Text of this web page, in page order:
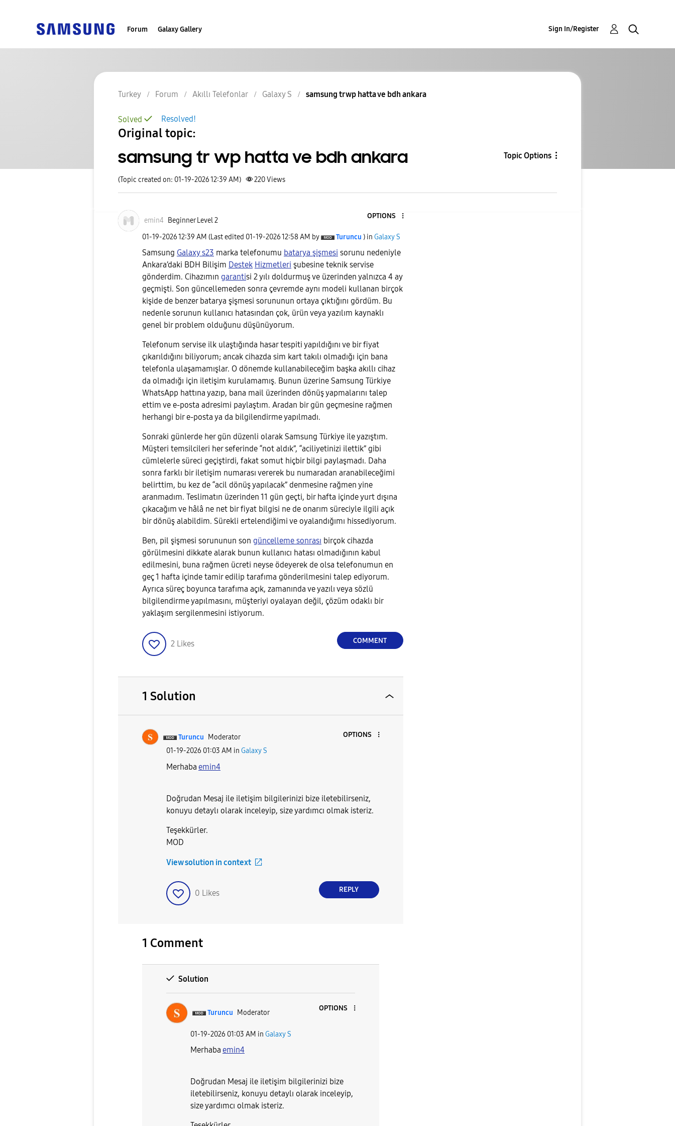
Forum Galaxy Gallery Sign In/Register
Turkey Forum Akıllı Telefonlar Galaxy S samsung tr wp hatta ve bdh ankara
Resolved!
Solved
Original topic:
samsung tr wp hatta ve bdh ankara Topic Options
(Topic created on: 01-19-2026 12:39 AM) 220Views
emin4 Beginner Level 2
OPTIONS
‎01-19-202612:39 AM (Last edited ‎01-19-202612:58 AM by Turuncu ) in Galaxy S
Samsung Galaxy s23 marka telefonumu batarya şişmesi sorunu nedeniyle
Ankara’daki BDH Bilişim Destek Hizmetleri şubesine teknik servise
gönderdim. Cihazımın garantisi 2 yılı doldurmuş ve üzerinden yalnızca 4 ay
geçmişti. Son güncellemeden sonra çevremde aynı modeli kullanan birçok
kişide de benzer batarya şişmesi sorununun ortaya çıktığını gördüm. Bu
nedenle sorunun kullanıcı hatasından çok, ürün veya yazılım kaynaklı
genel bir problem olduğunu düşünüyorum.
Telefonum servise ilk ulaştığında hasar tespiti yapıldığını ve bir fiyat
çıkarıldığını biliyorum; ancak cihazda sim kart takılı olmadığı için bana
telefonla ulaşamamışlar. O dönemde kullanabileceğim başka akıllı cihaz
da olmadığı için iletişim kurulamamış. Bunun üzerine Samsung Türkiye
WhatsApp hattına yazıp, bana mail üzerinden dönüş yapmalarını talep
ettim ve e-posta adresimi paylaştım. Aradan bir gün geçmesine rağmen
herhangi bir e-posta ya da bilgilendirme yapılmadı.
Sonraki günlerde her gün düzenli olarak Samsung Türkiye ile yazıştım.
Müşteri temsilcileri her seferinde “not aldık”, “aciliyetinizi ilettik” gibi
cümlelerle süreci geçiştirdi, fakat somut hiçbir bilgi paylaşmadı. Daha
sonra farklı bir iletişim numarası vererek bu numaradan aranabileceğimi
belirttim, bu kez de “acil dönüş yapılacak” denmesine rağmen yine
aranmadım. Teslimatın üzerinden 11 gün geçti, bir hafta içinde yurt dışına
çıkacağım ve hâlâ ne net bir fiyat bilgisi ne de onarım süreciyle ilgili açık
bir dönüş alabildim. Sürekli ertelendiğimi ve oyalandığımı hissediyorum.
Ben, pil şişmesi sorununun son güncelleme sonrası birçok cihazda
görülmesini dikkate alarak bunun kullanıcı hatası olmadığının kabul
edilmesini, buna rağmen ücreti neyse ödeyerek de olsa telefonumun en
geç 1 hafta içinde tamir edilip tarafıma gönderilmesini talep ediyorum.
Ayrıca süreç boyunca tarafıma açık, zamanında ve yazılı veya sözlü
bilgilendirme yapılmasını, müşteriyi oyalayan değil, çözüm odaklı bir
yaklaşım sergilenmesini istiyorum.
2 Likes COMMENT
1 Solution
Turuncu Moderator
OPTIONS
‎01-19-2026 01:03 AM in Galaxy S
Merhaba emin4
Doğrudan Mesaj ile iletişim bilgilerinizi bize iletebilirseniz,
konuyu detaylı olarak inceleyip, size yardımcı olmak isteriz.
Teşekkürler.
MOD
View solution in context
0 Likes REPLY
1 Comment
Solution
Turuncu Moderator
OPTIONS
‎01-19-2026 01:03 AM in Galaxy S
Merhaba emin4
Doğrudan Mesaj ile iletişim bilgilerinizi bize
iletebilirseniz, konuyu detaylı olarak inceleyip,
size yardımcı olmak isteriz.